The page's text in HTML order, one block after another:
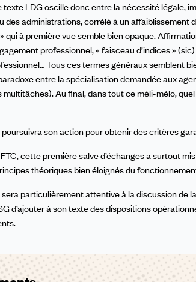
texte LDG oscille donc entre la nécessité légale,
des administrations, corrélé à un
qui à première vue semble bien opaque.
professionnel, « faisceau d’indices »
Tous ces termes généraux semblent
entre la spécialisation demandée aux
Au final, dans tout ce méli-mélo,
poursuivra son action pour obtenir des critères
cette première salve d’échanges a surtout
théoriques bien éloignés du
particulièrement attentive à la discussion de
d’ajouter à son texte des dispositions